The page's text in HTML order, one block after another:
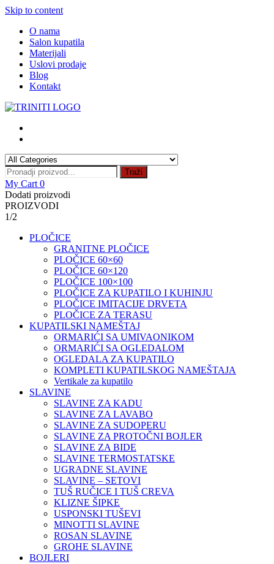
Skip to content
O nama
Salon kupatila
Materijali
Uslovi prodaje
Blog
Kontakt
Traži
My Cart 0
Dodati proizvodi
PROIZVODI
1/2
PLOČICE
GRANITNE PLOČICE
PLOČICE 60×60
PLOČICE 60×120
PLOČICE 100×100
PLOČICE ZA KUPATILO I KUHINJU
PLOČICE IMITACIJE DRVETA
PLOČICE ZA TERASU
KUPATILSKI NAMEŠTAJ
ORMARIĆI SA UMIVAONIKOM
ORMARIĆI SA OGLEDALOM
OGLEDALA ZA KUPATILO
KOMPLETI KUPATILSKOG NAMEŠTAJA
Vertikale za kupatilo
SLAVINE
SLAVINE ZA KADU
SLAVINE ZA LAVABO
SLAVINE ZA SUDOPERU
SLAVINE ZA PROTOČNI BOJLER
SLAVINE ZA BIDE
SLAVINE TERMOSTATSKE
UGRADNE SLAVINE
SLAVINE – SETOVI
TUŠ RUČICE I TUŠ CREVA
KLIZNE ŠIPKE
USPONSKI TUŠEVI
MINOTTI SLAVINE
ROSAN SLAVINE
GROHE SLAVINE
BOJLERI